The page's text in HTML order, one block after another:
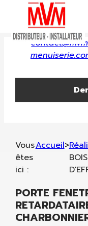
Vous
êtes
ici :
Accueil>
PORTE
Panneau de gestion des